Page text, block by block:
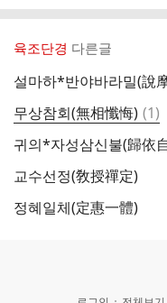
육조단경 다른글
설마하*반야바라밀(說
무상참회(無相懺悔) 댓
글
(1)
귀의*자성삼신불(歸依
교수선정(敎授禪定)
정혜일체(定惠一體)